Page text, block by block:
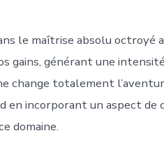
le maîtrise absolu octroyé
gains, générant une
change totalement
en incorporant un aspect
domaine.